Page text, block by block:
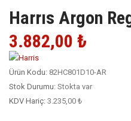
Harrıs Argon
3.882,00 ₺
Ürün Kodu: 82HC801D10-AR
Stok Durumu: Stokta var
KDV Hariç: 3.235,00 ₺